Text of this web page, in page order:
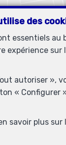
des
essentiels
expérience
autoriser »,
« Configurer
savoir plus
le numéro